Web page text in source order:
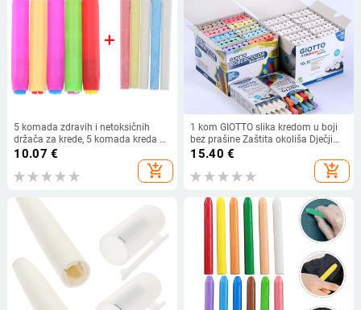
5 komada zdravih i netoksičnih
držača za krede, 5 komada kreda u
boji, čišćenje nastavne stanice,
10.07 €
add_shopping_cart
1 kom GIOTTO slika kredom u boji
bez prašine Zaštita okoliša Dječji
alati za izradu grafita Školski pribor
15.40 €
add_shopping_cart